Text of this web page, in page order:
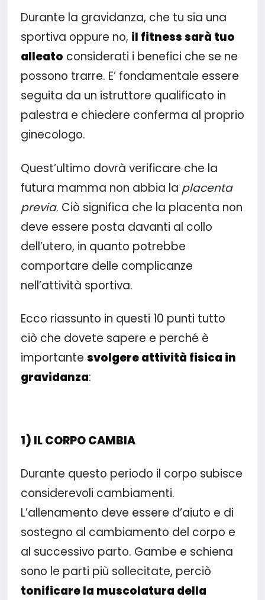
Durante la gravidanza, che tu sia una
sportiva oppure no, il fitness sarà tuo
alleato considerati i benefici che se ne
possono trarre. E’ fondamentale essere
seguita da un istruttore qualificato in
palestra e chiedere conferma al proprio
ginecologo.
Quest’ultimo dovrà verificare che la
futura mamma non abbia la placenta
previa. Ciò significa che la placenta non
deve essere posta davanti al collo
dell’utero, in quanto potrebbe
comportare delle complicanze
nell’attività sportiva.
Ecco riassunto in questi 10 punti tutto
ciò che dovete sapere e perché è
importante svolgere attività fisica in
gravidanza:
1) IL CORPO CAMBIA
Durante questo periodo il corpo subisce
considerevoli cambiamenti.
L’allenamento deve essere d’aiuto e di
sostegno al cambiamento del corpo e
al successivo parto. Gambe e schiena
sono le parti più sollecitate, perciò
tonificare la muscolatura della